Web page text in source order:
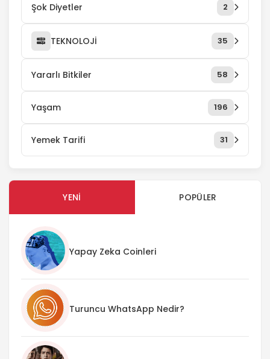
Şok Diyetler 2
TEKNOLOJİ 35
Yararlı Bitkiler 58
Yaşam 196
Yemek Tarifi 31
YENI POPÜLER
Yapay Zeka Coinleri
Turuncu WhatsApp Nedir?